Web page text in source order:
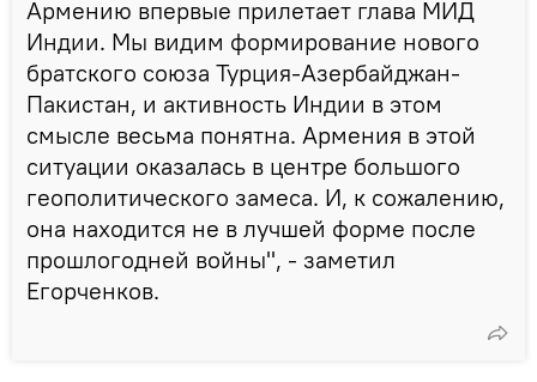
Армению впервые прилетает глава МИД
Индии. Мы видим формирование нового
братского союза Турция-Азербайджан-
Пакистан, и активность Индии в этом
смысле весьма понятна. Армения в этой
ситуации оказалась в центре большого
геополитического замеса. И, к сожалению,
она находится не в лучшей форме после
прошлогодней войны", - заметил
Егорченков.